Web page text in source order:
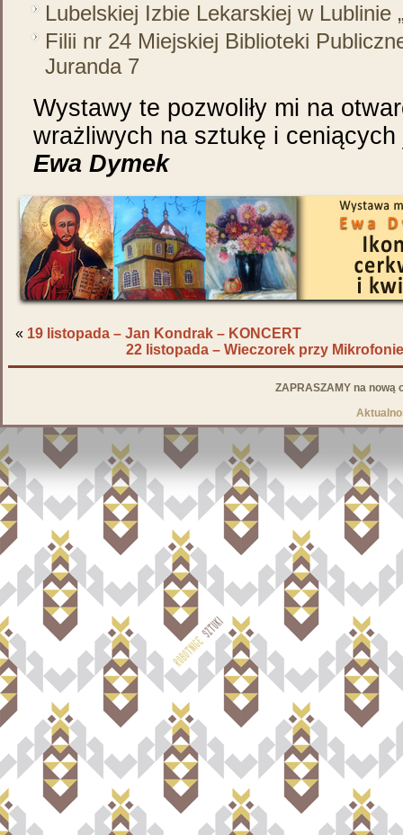
Lubelskiej Izbie Lekarskiej w Lublinie
Filii nr 24 Miejskiej Biblioteki
Juranda 7
Wystawy te pozwoliły mi na
wrażliwych na sztukę i
Ewa Dymek
« 19 listopada – Jan Kondrak – KONCERT
22 listopada – Wieczorek przy
ZAPRASZAMY na